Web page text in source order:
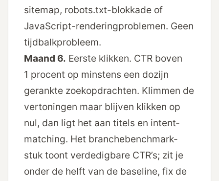
sitemap, robots.txt-blokkade of
JavaScript-renderingproblemen. Geen
tijdbalkprobleem.
Maand 6. Eerste klikken. CTR boven
1 procent op minstens een dozijn
gerankte zoekopdrachten. Klimmen de
vertoningen maar blijven klikken op
nul, dan ligt het aan titels en intent­
matching. Het branchebenchmark-
stuk toont verdedigbare CTR’s; zit je
onder de helft van de baseline, fix de